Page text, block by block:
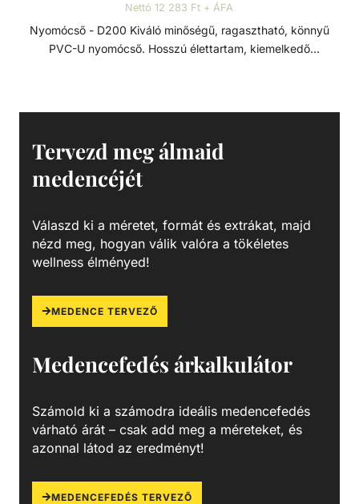
Nettó 12 283 Ft + ÁFA
Nyomócső - D200 Kiváló minőségű, ragasztható, könnyű
PVC-U nyomócső. Hosszú élettartam, kiemelkedő
vegyszerállóságának, a mérsékelt hőállóságának, a széles
átmérő tartománynak és a gazdag idom kínálatnak
köszönhetően technológiai (savas vagy lúgos közegek) és
Tervezd meg álmaid
medencéjét
Válaszd ki a méretet, formát és extrákat, majd
nézd meg, hogyan válik valóra a tökéletes
wellness élményed!
MEDENCE TERVEZŐ
Medencefedés árkalkulátor
Számold ki a számodra ideális medencefedés
várható árát – csak add meg a méreteket, és
azonnal látod az eredményt!
MEDENCEFEDÉS TERVEZŐ